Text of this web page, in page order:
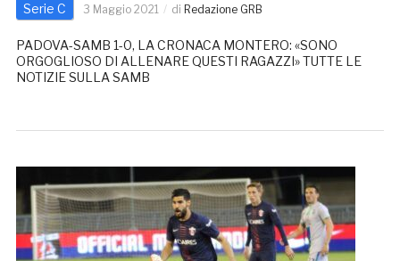
Serie C 3 Maggio 2021 di Redazione GRB
PADOVA-SAMB 1-0, LA CRONACA MONTERO: «SONO
ORGOGLIOSO DI ALLENARE QUESTI RAGAZZI» TUTTE LE
NOTIZIE SULLA SAMB